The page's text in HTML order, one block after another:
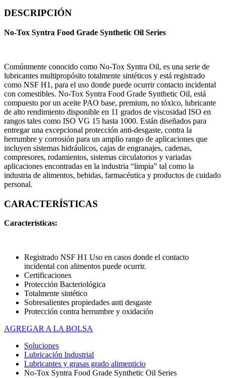
DESCRIPCIÓN
No-Tox Syntra Food Grade Synthetic Oil Series
Comúnmente conocido como No-Tox Syntra Oil, es una serie de
lubricantes multipropósito totalmente sintéticos y está registrado
como NSF H1, para el uso donde puede ocurrir contacto incidental
con comestibles. No-Tox Syntra Food Grade Synthetic Oil, está
compuesto por un aceite PAO base, premium, no tóxico, lubricante
de alto rendimiento disponible en 11 grados de viscosidad ISO en
rangos tales como ISO VG 15 hasta 1000. Están diseñados para
entregar una excepcional protección anti-desgaste, contra la
herrumbre y corrosión para un amplio rango de aplicaciones que
incluyen sistemas hidráulicos, cajas de engranajes, cadenas,
compresores, rodamientos, sistemas circulatorios y variadas
aplicaciones encontradas en la industria “limpia” tal como la
industria de alimentos, bebidas, farmacéutica y productos de cuidado
personal.
CARACTERÍSTICAS
Características:
Registrado NSF H1 Uso en casos donde el contacto
incidental con alimentos puede ocurrir.
Certificaciones
Protección Bacteriológica
Totalmente sintético
Sobresalientes propiedades anti desgaste
Protección contra herrumbre y oxidación
AGREGAR A LA BOLSA
Soluciones
Lubricación Industrial
Lubricantes y grasas grado alimenticio
No-Tox Syntra Food Grade Synthetic Oil Series